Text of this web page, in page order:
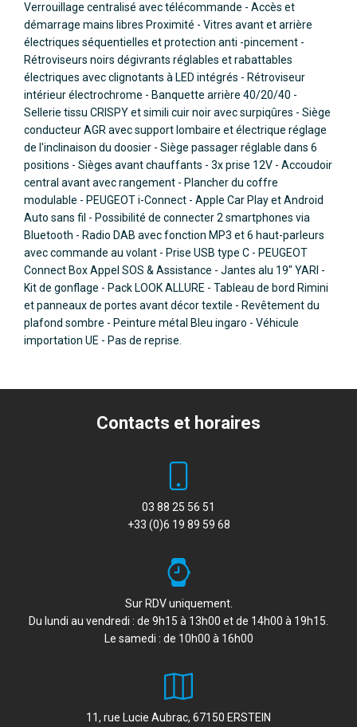
Verrouillage centralisé avec télécommande - Accès et
démarrage mains libres Proximité - Vitres avant et arrière
électriques séquentielles et protection anti -pincement -
Rétroviseurs noirs dégivrants réglables et rabattables
électriques avec clignotants à LED intégrés - Rétroviseur
intérieur électrochrome - Banquette arrière 40/20/40 -
Sellerie tissu CRISPY et simili cuir noir avec surpiqûres - Siège
conducteur AGR avec support lombaire et électrique réglage
de l'inclinaison du doosier - Siège passager réglable dans 6
positions - Sièges avant chauffants - 3x prise 12V - Accoudoir
central avant avec rangement - Plancher du coffre
modulable - PEUGEOT i-Connect - Apple Car Play et Android
Auto sans fil - Possibilité de connecter 2 smartphones via
Bluetooth - Radio DAB avec fonction MP3 et 6 haut-parleurs
avec commande au volant - Prise USB type C - PEUGEOT
Connect Box Appel SOS & Assistance - Jantes alu 19" YARI -
Kit de gonflage - Pack LOOK ALLURE - Tableau de bord Rimini
et panneaux de portes avant décor textile - Revêtement du
plafond sombre - Peinture métal Bleu ingaro - Véhicule
importation UE - Pas de reprise.
Contacts et horaires
03 88 25 56 51
+33 (0)6 19 89 59 68
Sur RDV uniquement.
Du lundi au vendredi : de 9h15 à 13h00 et de 14h00 à 19h15.
Le samedi : de 10h00 à 16h00
11, rue Lucie Aubrac, 67150 ERSTEIN